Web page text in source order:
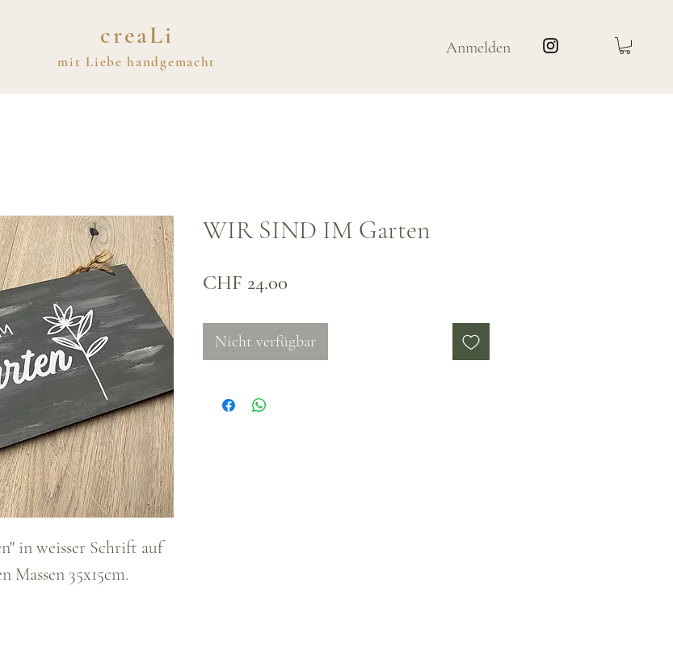
creaLi
mit Liebehandgemacht
Anmelden
in weisser Schrift auf
35x15cm.
WIR SIND IM Garten
CHF 24.00
Nicht verfügbar